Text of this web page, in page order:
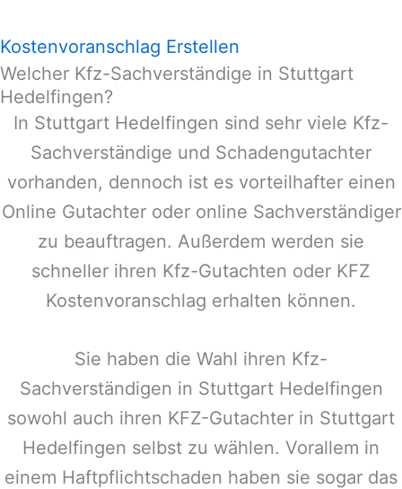
Kostenvoranschlag Erstellen
Welcher Kfz-Sachverständige in Stuttgart
Hedelfingen?
In Stuttgart Hedelfingen sind sehr viele Kfz-
Sachverständige und Schadengutachter
vorhanden, dennoch ist es vorteilhafter einen
Online Gutachter oder online Sachverständiger
zu beauftragen. Außerdem werden sie
schneller ihren Kfz-Gutachten oder KFZ
Kostenvoranschlag erhalten können.
Sie haben die Wahl ihren Kfz-
Sachverständigen in Stuttgart Hedelfingen
sowohl auch ihren KFZ-Gutachter in Stuttgart
Hedelfingen selbst zu wählen. Vorallem in
einem Haftpflichtschaden haben sie sogar das